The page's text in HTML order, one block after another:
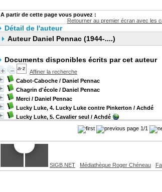
A partir de cette page vous pouvez :
Retourner au premier écran avec les
Détail de l'auteur
Auteur Daniel Pennac (1944-....)
Documents disponibles écrits par cet auteur
Affiner la recherche
Cabot-Caboche / Daniel Pennac
Chagrin d'école / Daniel Pennac
Merci / Daniel Pennac
Lucky Luke, 4. Lucky Luke contre Pinkerton / Achdé
Lucky Luke, 5. Cavalier seul / Achdé
page 1/1
SIGB.NET Médiathèque Roger Chéneau